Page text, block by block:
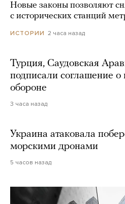
Новые законы позволяют
с исторических станций
ИСТОРИИ 2 часа назад
Турция, Саудовская
подписали соглашение о
обороне
3 часа назад
Украина атаковала
морскими дронами
5 часов назад